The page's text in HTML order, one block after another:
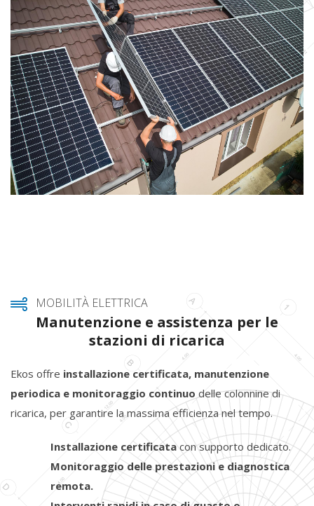
MOBILITÀ ELETTRICA
Manutenzione e assistenza per le
stazioni di ricarica
Ekos offre installazione certificata, manutenzione
periodica e monitoraggio continuo delle colonnine di
ricarica, per garantire la massima efficienza nel tempo.
Installazione certificatacon supporto dedicato.
Monitoraggio delle prestazioni e diagnostica
remota.